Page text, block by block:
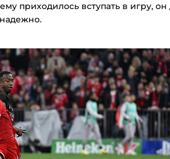
приходилось вступать в игру, он